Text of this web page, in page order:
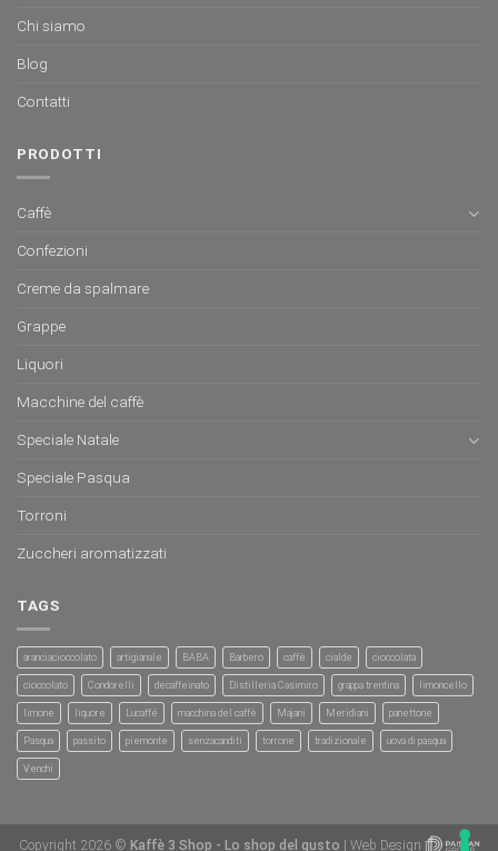
Chi siamo
Blog
Contatti
PRODOTTI
Caffè
Confezioni
Creme da spalmare
Grappe
Liquori
Macchine del caffè
Speciale Natale
Speciale Pasqua
Torroni
Zuccheri aromatizzati
TAGS
aranciacioccolato artigianale BABA Barbero caffè cialde cioccolata
cioccolato Condorelli decaffeinato Distilleria Casimiro grappa trentina limoncello
limone liquore Lucaffé macchina del caffè Majani Meridiani panettone
Pasqua passito piemonte senzacanditi torrone tradizionale uova di pasqua
Venchi
Copyright 2026 © Kaffè 3 Shop - Lo shop del gusto | Web Design